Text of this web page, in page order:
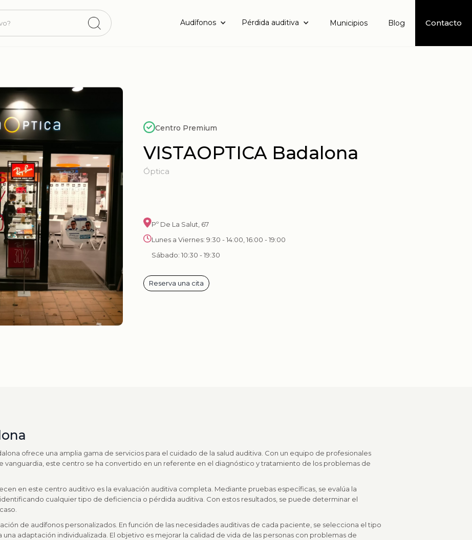
Audífonos Pérdida auditiva Municipios Blog Contacto
Centro Premium
VISTAOPTICA Badalona
Óptica
Pº De La Salut, 67
Lunes a Viernes: 9:30 - 14:00, 16:00 - 19:00
Sábado: 10:30 - 19:30
Reserva una cita
ofrece una amplia gama de servicios para el cuidado de la salud auditiva. Con un equipo de profesionales
este centro se ha convertido en un referente en el diagnóstico y tratamiento de los problemas de
en este centro auditivo es la evaluación auditiva completa. Mediante pruebas específicas, se evalúa la
cualquier tipo de deficiencia o pérdida auditiva. Con estos resultados, se puede determinar el
de audífonos personalizados. En función de las necesidades auditivas de cada paciente, se selecciona el tipo
adaptación individualizada. El objetivo es mejorar la calidad de vida de las personas con problemas de